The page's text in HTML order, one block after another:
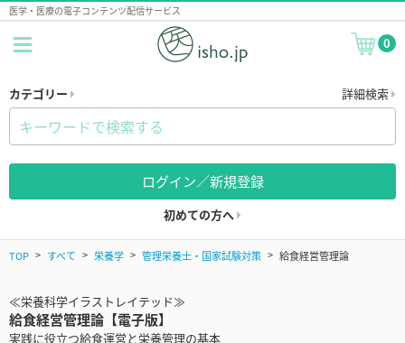
医学・医療の電子コンテンツ配信サービス
0
カテゴリー 詳細検索
ログイン／新規登録
初めての方へ
TOP すべて 栄養学 管理栄養士・国家試験対策 給食経営管理論
≪栄養科学イラストレイテッド≫
給食経営管理論【電子版】
実践に役立つ給食運営と栄養管理の基本